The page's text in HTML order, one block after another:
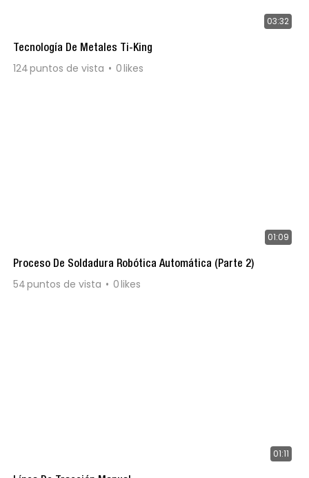
03:32
Tecnología De Metales Ti-King
124puntos de vista 0likes
01:09
Proceso De Soldadura Robótica Automática (Parte 2)
54puntos de vista 0likes
01:11